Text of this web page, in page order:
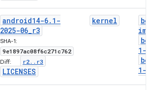
android14-6. 1-
2025-06_r3
SHA-1:
9e1897ac08f6c271c762
Diff: r2. . r3
LICENSES
kernel
img
1-
1-